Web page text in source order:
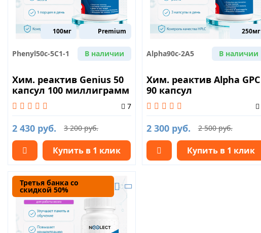
100мг Premium
Phenyl50c-5C1-1 В наличии
Хим. реактив Genius 50
капсул 100 миллиграмм
7
2 430 руб. 3 200 руб.
Купить в 1 клик
250мг
Alpha90c-2A5 В наличии
Хим. реактив Alpha GPC
90 капсул
2 300 руб. 2 500 руб.
Купить в 1 клик
Третья банка со
скидкой 50%